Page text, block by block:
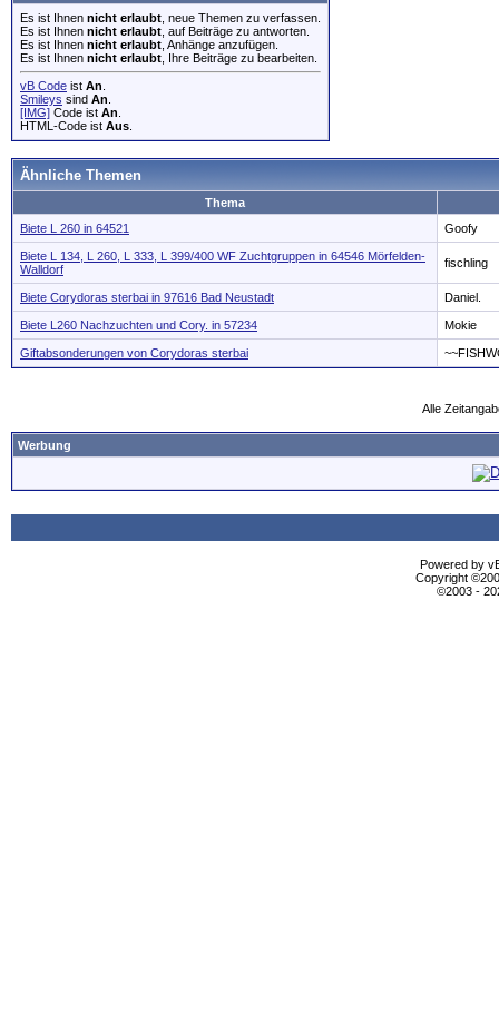
Es ist Ihnen nicht erlaubt , neue Themen zu verfassen.
Es ist Ihnen nicht erlaubt , auf Beiträge zu antworten.
Es ist Ihnen nicht erlaubt , Anhänge anzufügen.
Es ist Ihnen nicht erlaubt , Ihre Beiträge zu bearbeiten.
vB Code ist An
Smileys sind An
[IMG] Code ist An
HTML-Code ist Aus
Ähnliche Themen
Thema
Biete L 260 in 64521
Goofy
Biete L 134, L 260, L 333, L 399/400 WF Zuchtgruppen in 64546 Mörfelden-
Walldorf
fischling
Biete Corydoras sterbai in 97616 Bad Neustadt Daniel.
Biete L260 Nachzuchten und Cory. in 57234 Mokie
Giftabsonderungen von Corydoras sterbai
Alle
Werbung
Powered by
Copyright
©2003 -